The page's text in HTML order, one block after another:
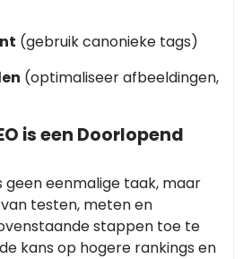
(gebruik canonieke tags)
(optimaliseer afbeeldingen,
is een Doorlopend
geen eenmalige taak, maar
testen, meten en
stappen toe te
kans op hogere rankings en